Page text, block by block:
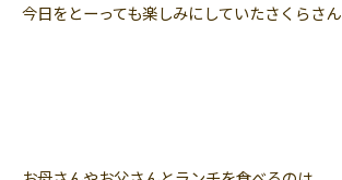
今日をとーっても楽しみにしていたさくらさん